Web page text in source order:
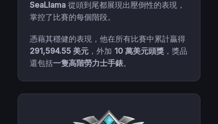
SeaLlama 從頭到尾都展現出壓倒性的表現，
掌控了比賽的每個階段。
憑藉其穩健的表現，他在所有比賽中累計贏得
291,594.55 美元 ，外加 10 萬美元頭獎 ，獎品
還包括一隻高階勞力士手錶。